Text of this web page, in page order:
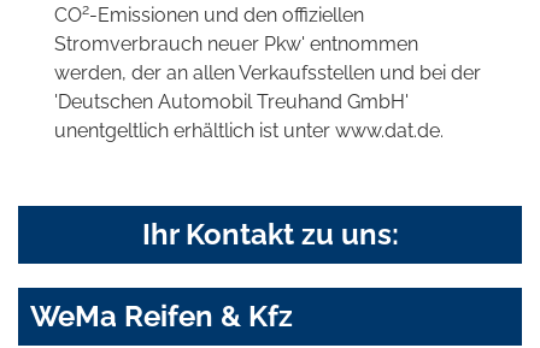
CO2-Emissionen und den offiziellen
Stromverbrauch neuer Pkw' entnommen
werden, der an allen Verkaufsstellen und bei der
'Deutschen Automobil Treuhand GmbH'
unentgeltlich erhältlich ist unter www.dat.de.
Ihr Kontakt zu uns:
WeMa Reifen & Kfz